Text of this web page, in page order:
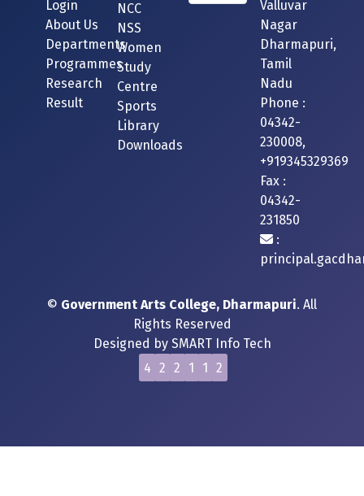
Login
About Us
Departments
Programmes
Research
Result
NCC
NSS
Women
Study
Centre
Sports
Library
Downloads
Valluvar
Nagar
Dharmapuri,
Tamil
Nadu
Phone :
04342-
230008,
+919345329369
Fax :
04342-
231850
:
© Government Arts College, Dharmapuri. All
Rights Reserved
Designed by SMART Info Tech
4 2 2 1 1 2